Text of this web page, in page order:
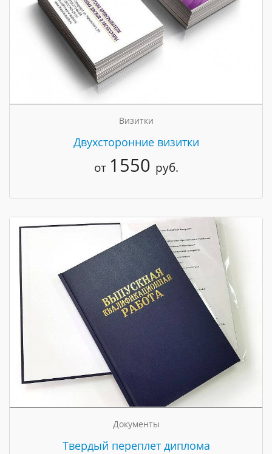
Визитки
Двухсторонние визитки
от 1550 руб.
Документы
Твердый переплет диплома